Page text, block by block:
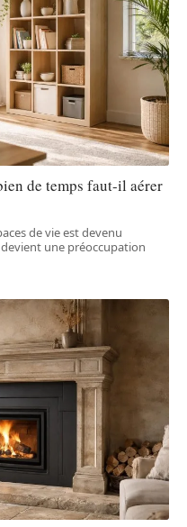
de temps faut-il aérer
de vie est devenu
une préoccupation